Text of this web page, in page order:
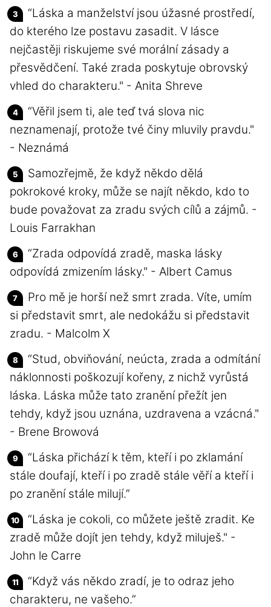
“Láska a manželství jsou úžasné prostředí,
do kterého lze postavu zasadit. V lásce
nejčastěji riskujeme své morální zásady a
přesvědčení. Také zrada poskytuje obrovský
vhled do charakteru." - Anita Shreve
“Věřil jsem ti, ale teď tvá slova nic
neznamenají, protože tvé činy mluvily pravdu."
- Neznámá
Samozřejmě, že když někdo dělá
pokrokové kroky, může se najít někdo, kdo to
bude považovat za zradu svých cílů a zájmů. -
Louis Farrakhan
“Zrada odpovídá zradě, maska lásky
odpovídá zmizením lásky." - Albert Camus
Pro mě je horší než smrt zrada. Víte, umím
si představit smrt, ale nedokážu si představit
zradu. - Malcolm X
“Stud, obviňování, neúcta, zrada a odmítání
náklonnosti poškozují kořeny, z nichž vyrůstá
láska. Láska může tato zranění přežít jen
tehdy, když jsou uznána, uzdravena a vzácná."
- Brene Browová
“Láska přichází k těm, kteří i po zklamání
stále doufají, kteří i po zradě stále věří a kteří i
po zranění stále milují.”
“Láska je cokoli, co můžete ještě zradit. Ke
zradě může dojít jen tehdy, když miluješ." -
John le Carre
“Když vás někdo zradí, je to odraz jeho
charakteru, ne vašeho.”